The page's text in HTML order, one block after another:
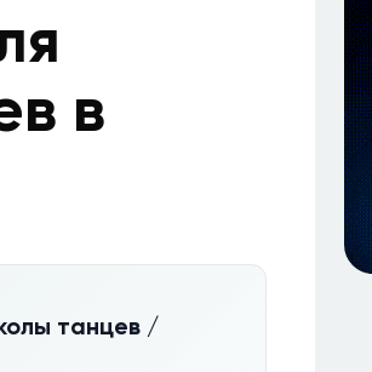
в
танцев /